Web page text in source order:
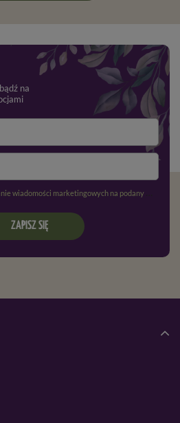
na
na podany adres e-mail oraz przetwarzanie danych osobowych zgodnie z
ZAPISZ SIĘ